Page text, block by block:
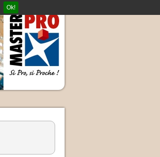
Ok!